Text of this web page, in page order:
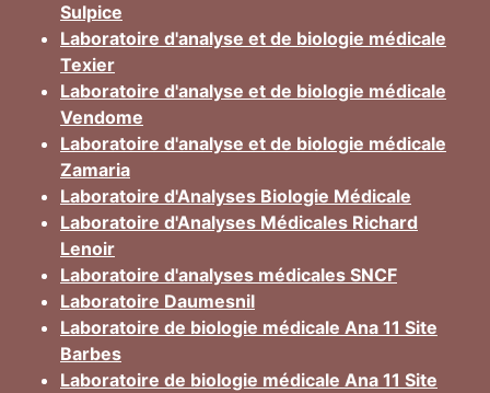
Sulpice
Laboratoire d'analyse et de biologie médicale
Texier
Laboratoire d'analyse et de biologie médicale
Vendome
Laboratoire d'analyse et de biologie médicale
Zamaria
Laboratoire d'Analyses Biologie Médicale
Laboratoire d'Analyses Médicales Richard
Lenoir
Laboratoire d'analyses médicales SNCF
Laboratoire Daumesnil
Laboratoire de biologie médicale Ana 11 Site
Barbes
Laboratoire de biologie médicale Ana 11 Site